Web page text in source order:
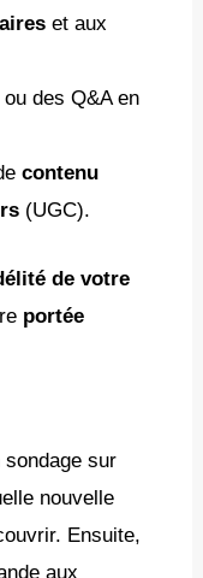
et aux
des Q&A en
contenu
(UGC).
de votre
portée
sondage sur
nouvelle
Ensuite,
aux